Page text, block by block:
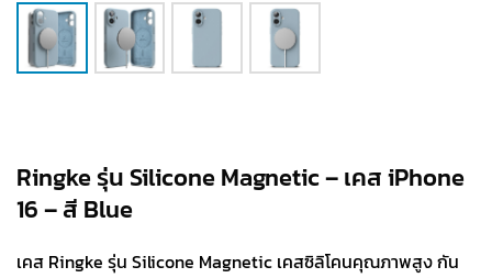
Ringke รุ่น Silicone Magnetic – เคส iPhone
16 – สี Blue
เคส Ringke รุ่น Silicone Magnetic เคสซิลิโคนคุณภาพสูง กัน